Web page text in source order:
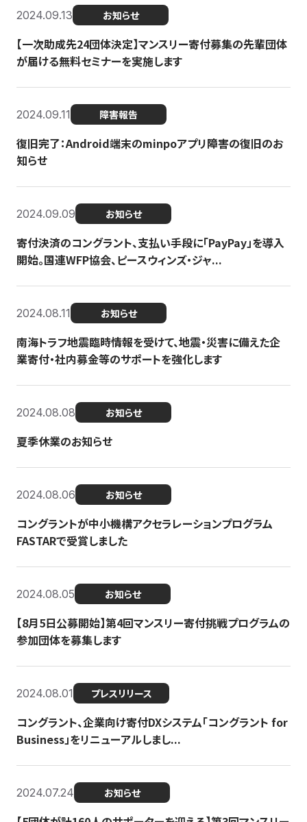
2024.09.13 お知らせ
【一次助成先24団体決定】マンスリー寄付募集の先輩団体
が届ける無料セミナーを実施します
2024.09.11 障害報告
復旧完了：Android端末のminpoアプリ障害の復旧のお
知らせ
2024.09.09 お知らせ
寄付決済のコングラント、支払い手段に「PayPay」を導入
開始。国連WFP協会、ピースウィンズ・ジャ...
2024.08.11 お知らせ
南海トラフ地震臨時情報を受けて、地震・災害に備えた企
業寄付・社内募金等のサポートを強化します
2024.08.08 お知らせ
夏季休業のお知らせ
2024.08.06 お知らせ
コングラントが中小機構アクセラレーションプログラム
FASTARで受賞しました
2024.08.05 お知らせ
【8月5日公募開始】第4回マンスリー寄付挑戦プログラムの
参加団体を募集します
2024.08.01 プレスリリース
コングラント、企業向け寄付DXシステム「コングラント for
Business」をリニューアルしまし...
2024.07.24 お知らせ